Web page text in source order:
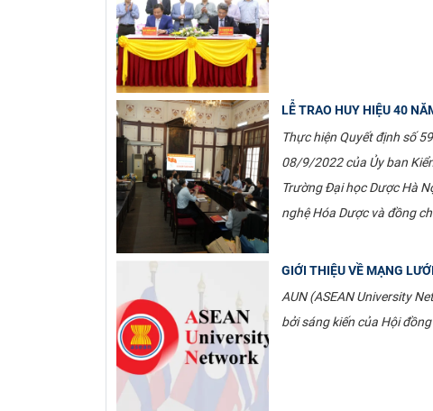
LỄ TRAO HUY HIỆU 40
Thực hiện Quyết định số
08/9/2022 của Ủy ban
Trường Đại học Dược Hà
nghệ Hóa Dược và đồng
GIỚI THIỆU VỀ MẠNG
AUN (ASEAN University
bởi sáng kiến của Hội